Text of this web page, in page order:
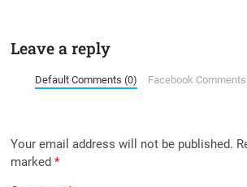
Leave a reply
Default Comments (0) Facebook Comments
Your email address will not be published.
marked*